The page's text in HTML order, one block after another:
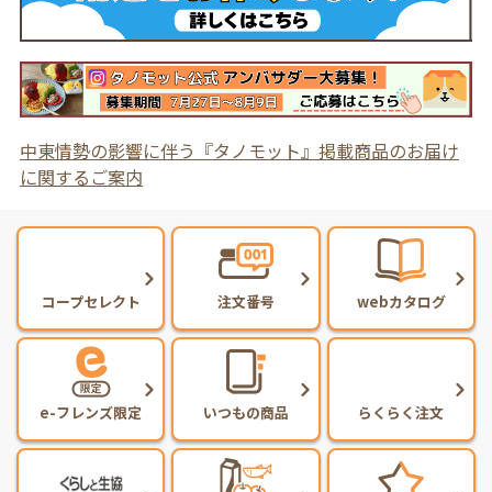
中東情勢の影響に伴う『タノモット』掲載商品のお届け
に関するご案内
コープセレクト 注文番号 webカタログ
e-フレンズ限定 いつもの商品 らくらく注文